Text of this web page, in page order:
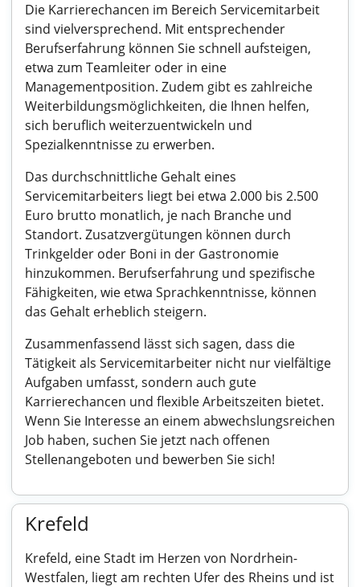
Die Karrierechancen im Bereich Servicemitarbeit
sind vielversprechend. Mit entsprechender
Berufserfahrung können Sie schnell aufsteigen,
etwa zum Teamleiter oder in eine
Managementposition. Zudem gibt es zahlreiche
Weiterbildungsmöglichkeiten, die Ihnen helfen,
sich beruflich weiterzuentwickeln und
Spezialkenntnisse zu erwerben.
Das durchschnittliche Gehalt eines
Servicemitarbeiters liegt bei etwa 2.000 bis 2.500
Euro brutto monatlich, je nach Branche und
Standort. Zusatzvergütungen können durch
Trinkgelder oder Boni in der Gastronomie
hinzukommen. Berufserfahrung und spezifische
Fähigkeiten, wie etwa Sprachkenntnisse, können
das Gehalt erheblich steigern.
Zusammenfassend lässt sich sagen, dass die
Tätigkeit als Servicemitarbeiter nicht nur vielfältige
Aufgaben umfasst, sondern auch gute
Karrierechancen und flexible Arbeitszeiten bietet.
Wenn Sie Interesse an einem abwechslungsreichen
Job haben, suchen Sie jetzt nach offenen
Stellenangeboten und bewerben Sie sich!
Krefeld
Krefeld, eine Stadt im Herzen von Nordrhein-
Westfalen, liegt am rechten Ufer des Rheins und ist